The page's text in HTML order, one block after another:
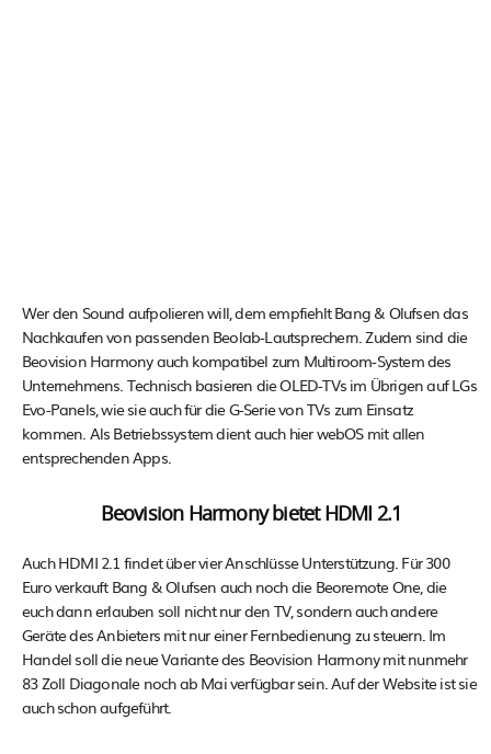
Wer den Sound aufpolieren will, dem empfiehlt Bang & Olufsen das
Nachkaufen von passenden Beolab-Lautsprechern. Zudem sind die
Beovision Harmony auch kompatibel zum Multiroom-System des
Unternehmens. Technisch basieren die OLED-TVs im Übrigen auf LGs
Evo-Panels, wie sie auch für die G-Serie von TVs zum Einsatz
kommen. Als Betriebssystem dient auch hier webOS mit allen
entsprechenden Apps.
Beovision Harmony bietet HDMI 2.1
Auch HDMI 2.1 findet über vier Anschlüsse Unterstützung. Für 300
Euro verkauft Bang & Olufsen auch noch die Beoremote One, die
euch dann erlauben soll nicht nur den TV, sondern auch andere
Geräte des Anbieters mit nur einer Fernbedienung zu steuern. Im
Handel soll die neue Variante des Beovision Harmony mit nunmehr
83 Zoll Diagonale noch ab Mai verfügbar sein. Auf der Website ist sie
auch schon aufgeführt.